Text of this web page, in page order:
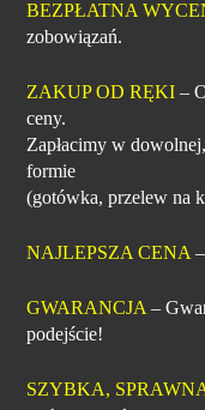
BEZPŁATNA
zobowiązań.
ZAKUP OD RĘKI –
ceny.
Zapłacimy w
formie
(gotówka, przelew na
NAJLEPSZA CENA
GWARANCJA –
podejście!
SZYBKA,